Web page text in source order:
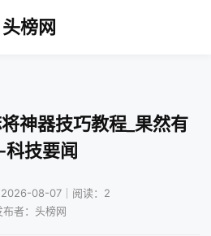
头榜网
神器技巧教程_果然有
科技要闻
2026-08-07｜阅读：2
布者：头榜网